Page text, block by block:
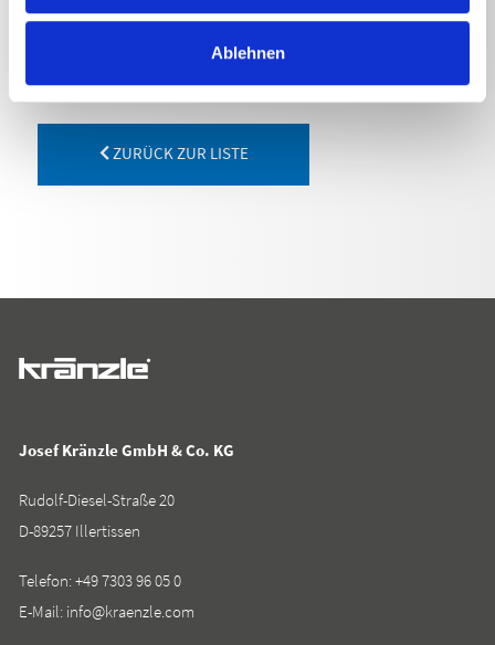
Ablehnen
ZURÜCK ZUR LISTE
Josef Kränzle GmbH & Co. KG
Rudolf-Diesel-Straße 20
D-89257 Illertissen
Telefon:+49 7303 96 05 0
E-Mail: info@kraenzle.com